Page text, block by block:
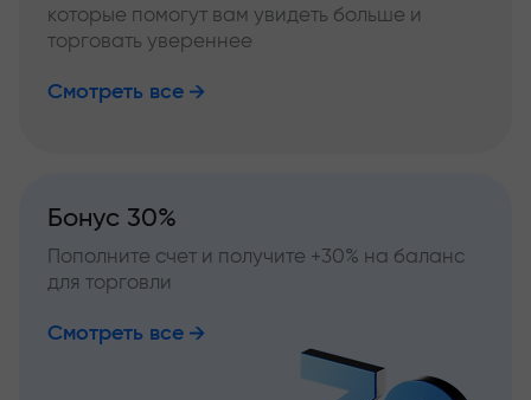
которые помогут вам увидеть больше и
торговать увереннее
Смотреть все
Бонус 30%
Пополните счет и получите +30% на баланс
для торговли
Смотреть все